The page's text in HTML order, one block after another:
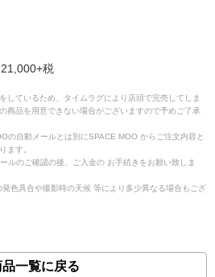
税
しているため、タイムラグにより店頭で完売してしま
商品を用意できない場合がございますので予めご了承
の自動メールとは別にSPACE MOO からご注文内容と
ます。
ルのご確認の後、ご入金の お手続きをお願い致しま
色具合や撮影時の天候 等により多少異なる場合もござ
品一覧に戻る